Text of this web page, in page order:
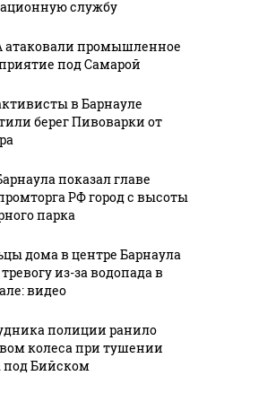
06 августа, 13:23
Бензиновый
вопрос: что
ждет
рынок после
периода
службу
атаковали промышленное
под Самарой
в Барнауле
берег Пивоварки от
показал главе
РФ город с высоты
парка
дома в центре Барнаула
из-за водопада в
видео
полиции ранило
колеса при тушении
под Бийском